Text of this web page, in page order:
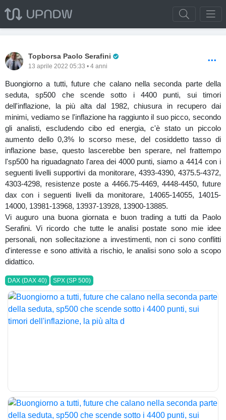
Topborsa Paolo Serafini
13 aprile 2022 05:33 • 4 anni
Buongiorno a tutti, future che calano nella seconda parte della
seduta, sp500 che scende sotto i 4400 punti, sui timori
dell'inflazione, la più alta dal 1982, chiusura in recupero dai
minimi, vediamo se l'inflazione ha raggiunto il suo picco, secondo
gli analisti, escludendo cibo ed energia, c'è stato un piccolo
aumento dello 0,3% lo scorso mese, del cosiddetto tasso di
inflazione base, questo lascerebbe ben sperare, nel frattempo
l'sp500 ha riguadagnato l'area dei 4000 punti, siamo a 4414 con i
seguenti livelli supportivi da monitorare, 4393-4390, 4375.5-4372,
4303-4298, resistenze poste a 4466.75-4469, 4448-4450, future
dax con i seguenti livelli da monitorare, 14065-14055, 14015-
14000, 13981-13968, 13937-13928, 13900-13885.
Vi auguro una buona giornata e buon trading a tutti da Paolo
Serafini. Vi ricordo che tutte le analisi postate sono mie idee
personali, non sollecitazione a investimenti, non ci sono conflitti
d'interesse e sono attività a rischio, le analisi sono solo a scopo
didattico.
DAX (DAX 40) SPX (SP 500)